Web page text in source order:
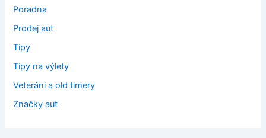
Poradna
Prodej aut
Tipy
Tipy na výlety
Veteráni a old timery
Značky aut